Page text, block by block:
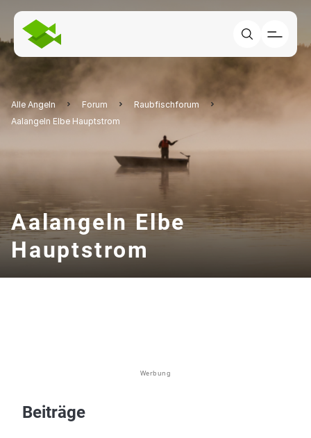
Alle Angeln Forum
Raubfischforum
Aalangeln Elbe Hauptstrom
Aalangeln Elbe
Hauptstrom
Werbung
Beiträge